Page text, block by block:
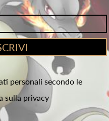
personali secondo le
sulla privacy